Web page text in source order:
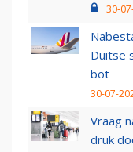
30-
Duitse
bot
30-07-
Vraag
druk